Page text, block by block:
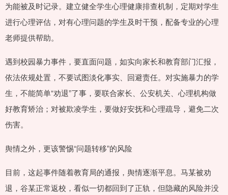
为能被及时记录。建立健全学生心理健康排查机制，定期对学生
进行心理评估，对有心理问题的学生及时干预，配备专业的心理
老师提供帮助。
遇到校园暴力事件，要直面问题，如实向家长和教育部门汇报，
依法依规处置，不要试图淡化事实、回避责任。对实施暴力的学
生，不能简单“劝退”了事，要联合家长、公安机关、心理机构做
好教育矫治；对被欺凌学生，要做好安抚和心理疏导，避免二次
伤害。
舆情之外，更该警惕“问题转移”的风险
目前，这起事件随着教育局的通报，舆情逐渐平息。马某被劝
退，谷某正常返校，看似一切都回到了正轨，但隐藏的风险并没